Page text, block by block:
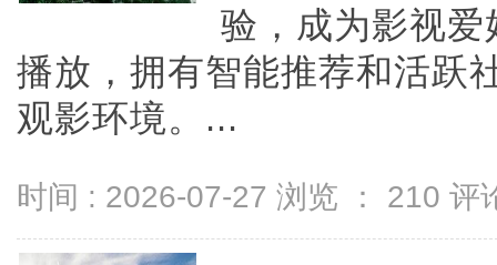
验，成为影视
播放，拥有智能推荐和活跃
观影环境。...
时间 : 2026-07-27 浏览 ： 210 评